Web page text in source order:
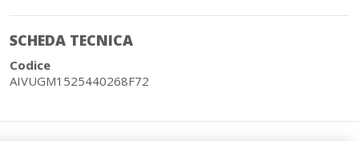
SCHEDA TECNICA
Codice
AIVUGM1525440268F72